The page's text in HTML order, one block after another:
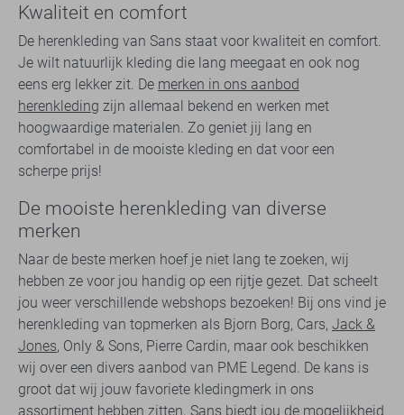
Kwaliteit en comfort
De herenkleding van Sans staat voor kwaliteit en comfort.
Je wilt natuurlijk kleding die lang meegaat en ook nog
eens erg lekker zit. De merken in ons aanbod
herenkleding zijn allemaal bekend en werken met
hoogwaardige materialen. Zo geniet jij lang en
comfortabel in de mooiste kleding en dat voor een
scherpe prijs!
De mooiste herenkleding van diverse
merken
Naar de beste merken hoef je niet lang te zoeken, wij
hebben ze voor jou handig op een rijtje gezet. Dat scheelt
jou weer verschillende webshops bezoeken! Bij ons vind je
herenkleding van topmerken als Bjorn Borg, Cars, Jack &
Jones, Only & Sons, Pierre Cardin, maar ook beschikken
wij over een divers aanbod van PME Legend. De kans is
groot dat wij jouw favoriete kledingmerk in ons
assortiment hebben zitten. Sans biedt jou de mogelijkheid